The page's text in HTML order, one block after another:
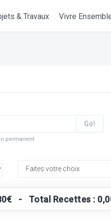
& Travaux Vivre
Go!
permanent
- Total Recettes :